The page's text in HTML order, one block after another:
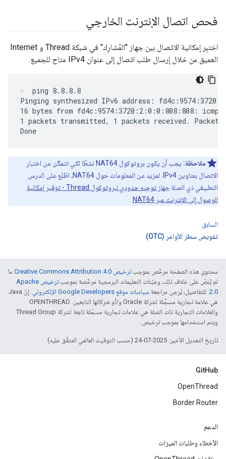
فحص اتصال الإنترنت الخارجي
اختبِر إمكانية الاتصال بين جهاز "المُشارِك" في شبكة Thread و Internet
العميق من خلال إرسال طلب اتصال إلى عنوان IPv4 متاح للجميع.
ping 8.8.8.8
Pinging synthesized IPv6 address:
16 bytes from fd4c:9574:3720:2:0:0:808:808:
1 packets transmitted, 1 packets received. Packet
ملاحظة:
يجب أن يكون بروتوكول NAT64 نشطًا لكي تتمكّن من اختبار
الاتصال بعناوين IPv4. لمزيد من المعلومات حول NAT64، اطّلِع على الدرس
التطبيقي ذي الصلة
جهاز توجيه حدودي لبروتوكول Thread - توفير إمكانية
الوصول إلى الإنترنت عبر NAT64
السابق
تفويض سطر الأوامر (OTC)
محتوى هذه الصفحة مرخّص بموجبترخيص Creative Commons Attribution 4.0‏
ما
لم يُنصّ على خلاف ذلك، وعيّنات التعليمات البرمجية مرخّصة بموجب
ترخيص Apache
2.0‏. للتفاصيل، يُرجى مراجعة سياسات موقع Google Developers الإلكتروني
. إنّ Java
هي علامة تجارية مسجَّلة لشركة Oracle و/أو شركائها التابعين. ‫OPENTHREAD
والعلامات التجارية ذات الصلة هي علامات تجارية مسجّلة تابعة لشركة Thread Group
ويتم استخدامها بموجب ترخيص.
تاريخ التعديل الأخير: 2025-07-24 (حسب التوقيت العالمي المتفَّق عليه)
GitHub
OpenThread
Border Router
الدعم
الأخطاء وطلبات الميزات